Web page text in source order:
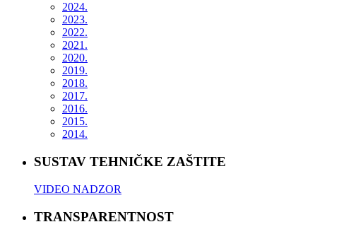
2024.
2023.
2022.
2021.
2020.
2019.
2018.
2017.
2016.
2015.
2014.
SUSTAV TEHNIČKE ZAŠTITE
VIDEO NADZOR
TRANSPARENTNOST